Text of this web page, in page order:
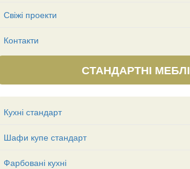
Свіжі проекти
Контакти
СТАНДАРТНІ МЕБЛІ
Кухні стандарт
Шафи купе стандарт
Фарбовані кухні